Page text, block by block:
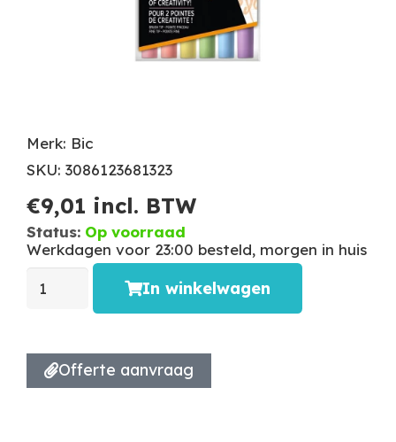
Merk: Bic
SKU: 3086123681323
€9,01 incl. BTW
Status: Op voorraad
Werkdagen voor 23:00 besteld, morgen in huis
In winkelwagen
Offerte aanvraag